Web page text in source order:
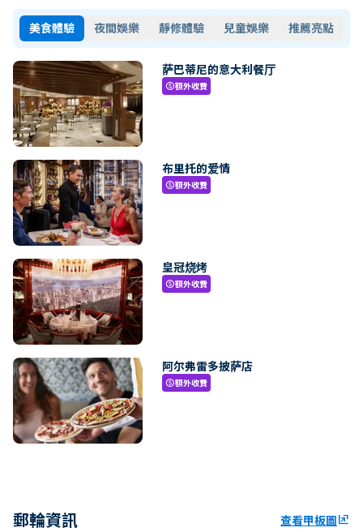
美食體驗 夜間娛樂 靜修體驗 兒童娛樂 推薦亮點
萨巴蒂尼的意大利餐厅
paid額外收費
布里托的爱情
paid額外收費
皇冠烧烤
paid額外收費
阿尔弗雷多披萨店
paid額外收費
郵輪資訊 查看甲板圖ungroup